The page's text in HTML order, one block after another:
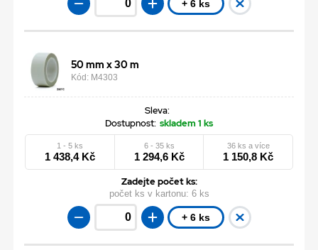
+ 6 ks
50 mm x 30 m
Kód: M4303
Sleva:
Dostupnost: skladem 1 ks
1 - 5 ks
1 438,4 Kč
6 - 35 ks
1 294,6 Kč
36 ks a více
1 150,8 Kč
Zadejte počet ks:
počet ks v kartonu: 6 ks
+ 6 ks